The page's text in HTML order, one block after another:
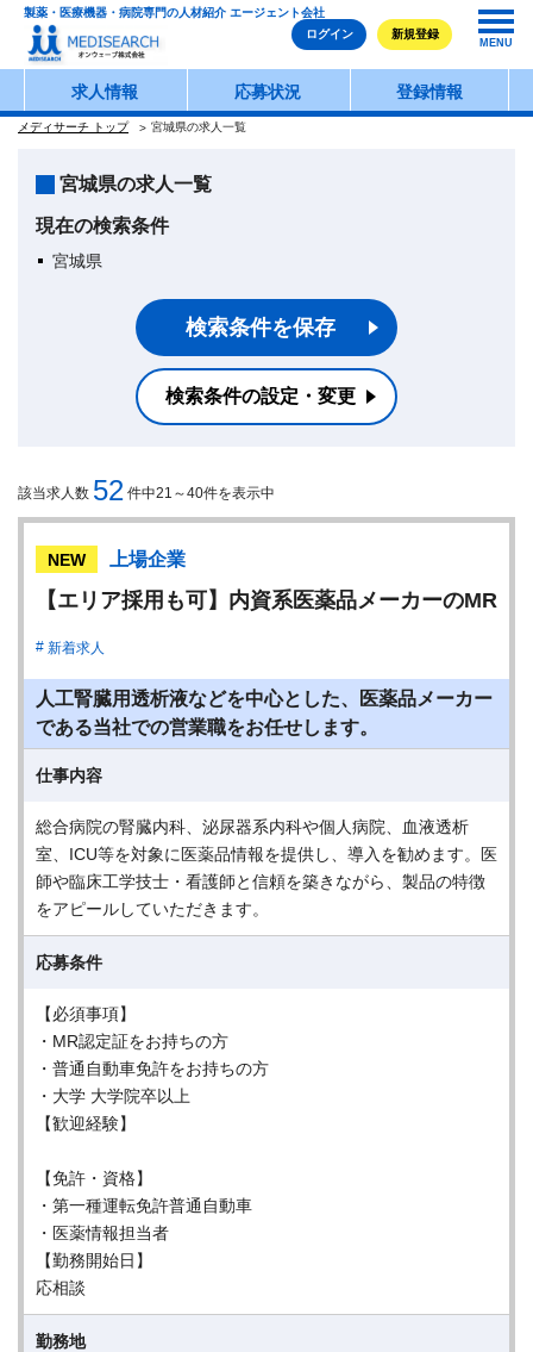
製薬・医療機器・病院専門の人材紹介 エージェント会社
ログイン
新規登録
MENU
求人情報 応募状況 登録情報
メディサーチ トップ 宮城県の求人一覧
宮城県の求人一覧
現在の検索条件
宮城県
検索条件を保存
検索条件の設定・変更
該当求人数 52 件中21～40件を表示中
NEW 上場企業
【エリア採用も可】内資系医薬品メーカーのMR
新着求人
人工腎臓用透析液などを中心とした、医薬品メーカー
である当社での営業職をお任せします。
仕事内容
総合病院の腎臓内科、泌尿器系内科や個人病院、血液透析
室、ICU等を対象に医薬品情報を提供し、導入を勧めます。医
師や臨床工学技士・看護師と信頼を築きながら、製品の特徴
をアピールしていただきます。
応募条件
【必須事項】
・MR認定証をお持ちの⽅
・普通⾃動⾞免許をお持ちの⽅
・⼤学 ⼤学院卒以上
【歓迎経験】
【免許・資格】
・第⼀種運転免許普通⾃動⾞
・医薬情報担当者
【勤務開始日】
応相談
勤務地